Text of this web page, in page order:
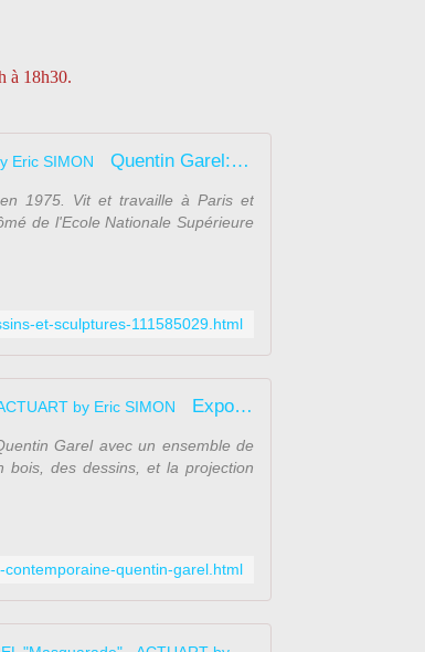
à 18h30.
Quentin Garel: Dessins et sculptures - ACTUART by Eric SIMON
1975. Vit et travaille à Paris et
de l'Ecole Nationale Supérieure
et-sculptures-111585029.html
Expo Sculpture Contemporaine: Quentin GAREL - ACTUART by Eric SIMON
Garel avec un ensemble de
bois, des dessins, et la projection
quentin-garel.html